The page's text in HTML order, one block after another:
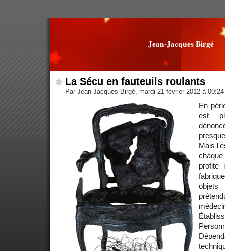
Jean-Jacques Birgé
La Sécu en fauteuils roulants
Par Jean-Jacques Birgé, mardi 21 février 2012 à
En
est
Mais
profite